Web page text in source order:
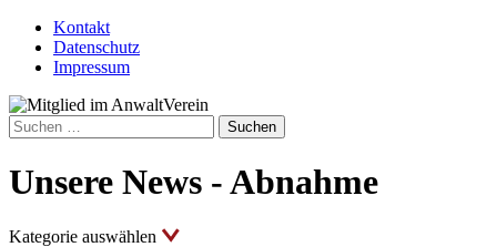
Kontakt
Datenschutz
Impressum
Suchen
nach:
Unsere News - Abnahme
Kategorie auswählen